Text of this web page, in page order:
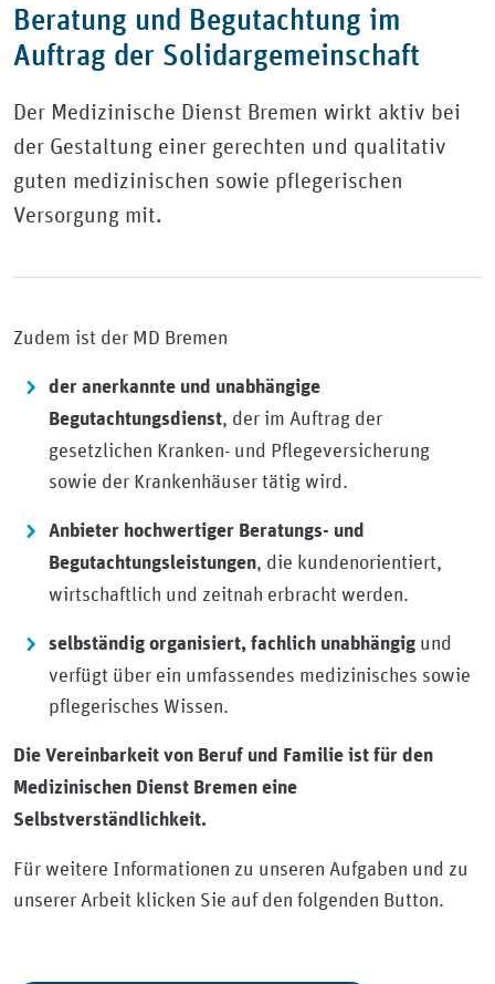
Beratung und Begutachtung im
Auftrag der Solidargemeinschaft
Der Medizinische Dienst Bremen wirkt aktiv bei
der Gestaltung einer gerechten und qualitativ
guten medizinischen sowie pflegerischen
Versorgung mit.
Zudem ist der MD Bremen
der anerkannte und unabhängige
Begutachtungsdienst, der im Auftrag der
gesetzlichen Kranken- und Pflegeversicherung
sowie der Krankenhäuser tätig wird.
Anbieter hochwertiger Beratungs- und
Begutachtungsleistungen, die kundenorientiert,
wirtschaftlich und zeitnah erbracht werden.
selbständig organisiert, fachlich unabhängig und
verfügt über ein umfassendes medizinisches sowie
pflegerisches Wissen.
Die Vereinbarkeit von Beruf und Familie ist für den
Medizinischen Dienst Bremen eine
Selbstverständlichkeit.
Für weitere Informationen zu unseren Aufgaben und zu
unserer Arbeit klicken Sie auf den folgenden Button.